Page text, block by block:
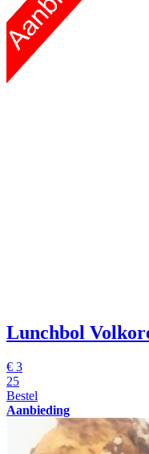
Lunchbol
€ 3
25
Bestel
Aanbieding